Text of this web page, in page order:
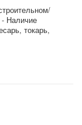
- Наличие
токарь,